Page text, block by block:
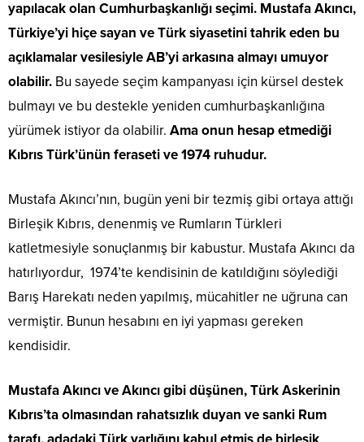
yapılacak olan Cumhurbaşkanlığı seçimi. Mustafa Akıncı,
Türkiye’yi hiçe sayan ve Türk siyasetini tahrik eden bu
açıklamalar vesilesiyle AB’yi arkasına almayı umuyor
olabilir. Bu sayede seçim kampanyası için kürsel destek
bulmayı ve bu destekle yeniden cumhurbaşkanlığına
yürümek istiyor da olabilir. Ama onun hesap etmediği
Kıbrıs Türk’ünün feraseti ve 1974 ruhudur.
Mustafa Akıncı’nın, bugün yeni bir tezmiş gibi ortaya attığı
Birleşik Kıbrıs, denenmiş ve Rumların Türkleri
katletmesiyle sonuçlanmış bir kabustur. Mustafa Akıncı da
hatırlıyordur, 1974’te kendisinin de katıldığını söylediği
Barış Harekatı neden yapılmış, mücahitler ne uğruna can
vermiştir. Bunun hesabını en iyi yapması gereken
kendisidir.
Mustafa Akıncı ve Akıncı gibi düşünen, Türk Askerinin
Kıbrıs’ta olmasından rahatsızlık duyan ve sanki Rum